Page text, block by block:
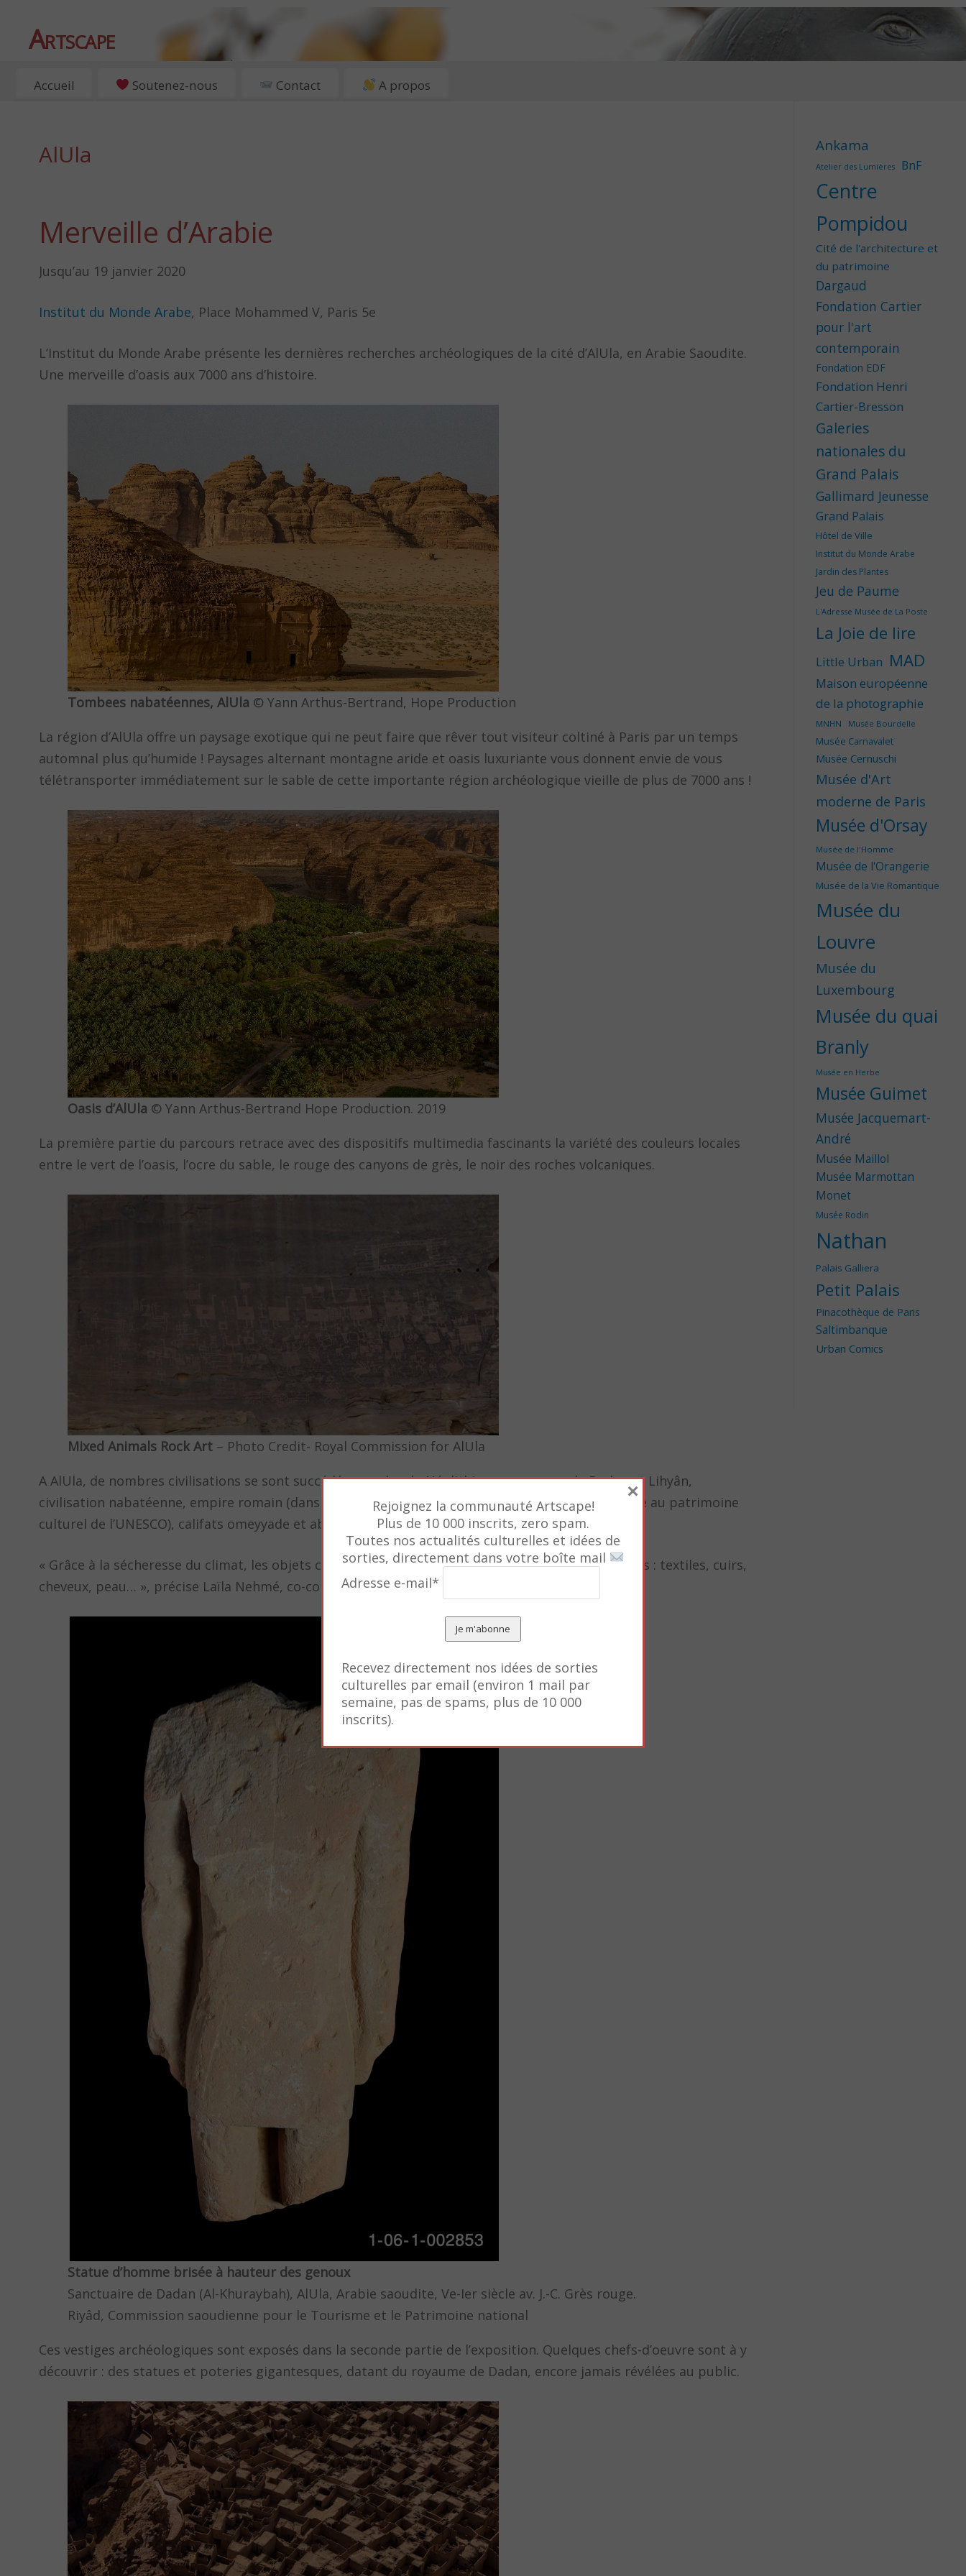
Artscape
EXPOSITIONS, ART ET CULTURE À PARIS
Accueil Soutenez-nous Contact A propos
AlUla
Merveille d’Arabie
Jusqu’au 19 janvier 2020
Institut du Monde Arabe, Place Mohammed V, Paris 5e
L’Institut du Monde Arabe présente les dernières recherches archéologiques de la cité d’AlUla, en Arabie Saoudite.
Une merveille d’oasis aux 7000 ans d’histoire.
Tombees nabatéennes, AlUla © Yann Arthus-Bertrand, Hope Production
La région d’AlUla offre un paysage exotique qui ne peut faire que rêver tout visiteur coltiné à Paris par un temps
automnal plus qu’humide ! Paysages alternant montagne aride et oasis luxuriante vous donnent envie de vous
télétransporter immédiatement sur le sable de cette importante région archéologique vieille de plus de 7000 ans !
Oasis d’AlUla © Yann Arthus-Bertrand Hope Production. 2019
La première partie du parcours retrace avec des dispositifs multimedia fascinants la variété des couleurs locales
entre le vert de l’oasis, l’ocre du sable, le rouge des canyons de grès, le noir des roches volcaniques.
Mixed Animals Rock Art – Photo Credit- Royal Commission for AlUla
A AlUla, de nombres civilisations se sont succédé : peuples du Néolithique, royaumes de Dadan et Lihyân,
civilisation nabatéenne, empire romain (dans la région du Hijâz, autour de la ville d’Hégra, inscrite au patrimoine
culturel de l’UNESCO), califats omeyyade et abbasside, Ottomans…
« Grâce à la sécheresse du climat, les objets contenus dans les tombeaux sont très bien conservés : textiles, cuirs,
cheveux, peau… », précise Laïla Nehmé, co-commissaire de l’exposition.
Statue d’homme brisée à hauteur des genoux
Sanctuaire de Dadan (Al-Khuraybah), AlUla, Arabie saoudite, Ve-Ier siècle av. J.-C. Grès rouge.
Riyâd, Commission saoudienne pour le Tourisme et le Patrimoine national
Ces vestiges archéologiques sont exposés dans la seconde partie de l’exposition. Quelques chefs-d’oeuvre sont à y
découvrir : des statues et poteries gigantesques, datant du royaume de Dadan, encore jamais révélées au public.
Ankama
Atelier des Lumières BnF
Centre
Pompidou
Cité de l'architecture et
du patrimoine
Dargaud
Fondation Cartier
pour l'art
contemporain
Fondation EDF
Fondation Henri
Cartier-Bresson
Galeries
nationales du
Grand Palais
Gallimard Jeunesse
Grand Palais
Hôtel de Ville
Institut du Monde Arabe
Jardin des Plantes
Jeu de Paume
L'Adresse Musée de La Poste
La Joie de lire
Little Urban MAD
Maison européenne
de la photographie
MNHN Musée Bourdelle
Musée Carnavalet
Musée Cernuschi
Musée d'Art
moderne de Paris
Musée d'Orsay
Musée de l'Homme
Musée de l'Orangerie
Musée de la Vie Romantique
Musée du
Louvre
Musée du
Luxembourg
Musée du quai
Branly
Musée en Herbe
Musée Guimet
Musée Jacquemart-
André
Musée Maillol
Musée Marmottan
Monet
Musée Rodin
Nathan
Palais Galliera
Petit Palais
Pinacothèque de Paris
Saltimbanque
Urban Comics
Rejoignez la communauté Artscape!
Plus de 10 000 inscrits, zero spam.
Toutes nos actualités culturelles et idées de
sorties, directement dans votre boîte mail
Adresse e-mail*
Recevez directement nos idées de sorties
culturelles par email (environ 1 mail par
semaine, pas de spams, plus de 10 000
inscrits).
×